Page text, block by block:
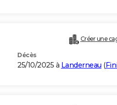
Créer une
Décès
25/10/2025 à Landerneau (